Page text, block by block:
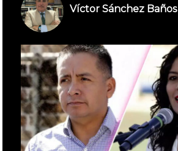
Víctor Sánchez Baños